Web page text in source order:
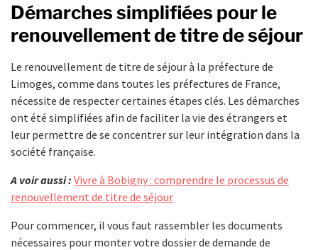
Démarches simplifiées pour le
renouvellement de titre de séjour
Le renouvellement de titre de séjour à la préfecture de
Limoges, comme dans toutes les préfectures de France,
nécessite de respecter certaines étapes clés. Les démarches
ont été simplifiées afin de faciliter la vie des étrangers et
leur permettre de se concentrer sur leur intégration dans la
société française.
A voir aussi : Vivre à Bobigny : comprendre le processus de
renouvellement de titre de séjour
Pour commencer, il vous faut rassembler les documents
nécessaires pour monter votre dossier de demande de